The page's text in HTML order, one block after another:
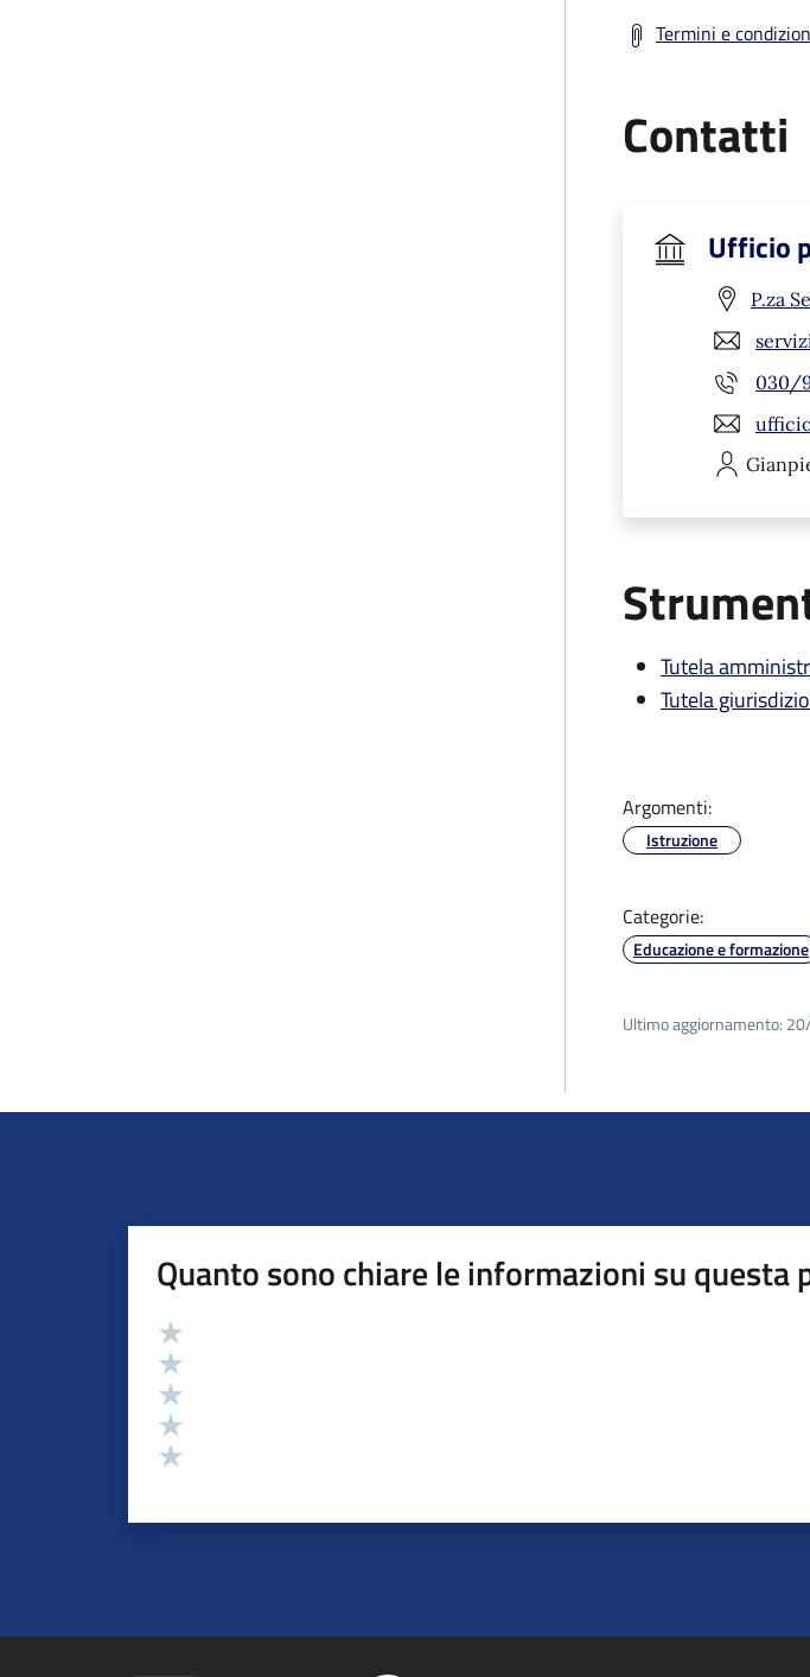
Termini e
Contatti
Ufficio
P.za
030/
Tutela
Tutela
Argomenti:
Istruzione
Categorie:
Educazione e formazione
Ultimo aggiornamento:
Quanto sono chiare le informazioni su questa
Valutazione